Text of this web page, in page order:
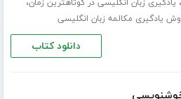
، یادگیری زبان انگلیسی در کوتاهترین زمان،
یادگیری مکالمه زبان انگلیسی
دانلود کتاب
خوشنویسی